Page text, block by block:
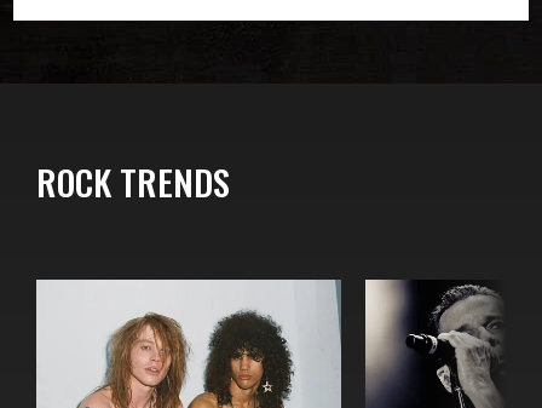
ROCK TRENDS